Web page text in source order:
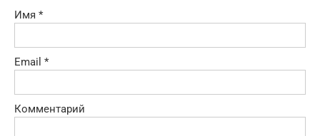
Имя *
Email *
Комментарий